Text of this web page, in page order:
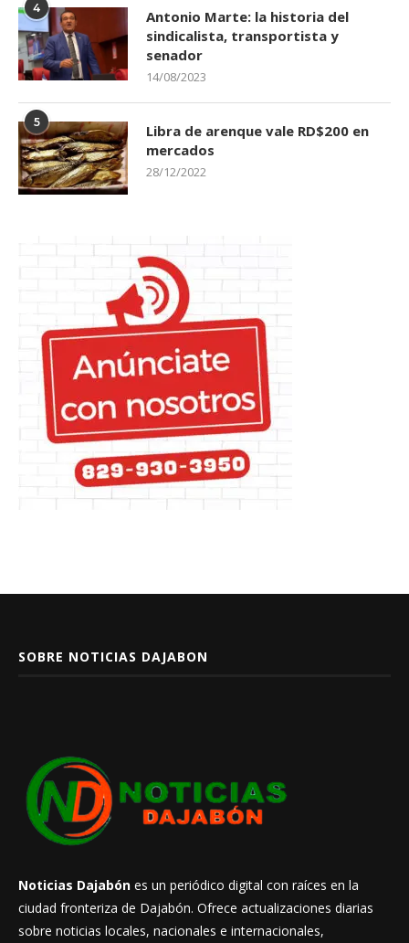
4
Antonio Marte: la historia del
sindicalista, transportista y
senador
14/08/2023
5
Libra de arenque vale RD$200 en
mercados
28/12/2022
SOBRE NOTICIAS DAJABON
Noticias Dajabón es un periódico digital con raíces en la
ciudad fronteriza de Dajabón. Ofrece actualizaciones diarias
sobre noticias locales, nacionales e internacionales,